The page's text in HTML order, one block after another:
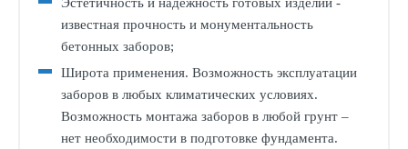
известная прочность и монументальность
бетонных заборов;
Широта применения. Возможность эксплуатации
заборов в любых климатических условиях.
Возможность монтажа заборов в любой грунт –
нет необходимости в подготовке фундамента.